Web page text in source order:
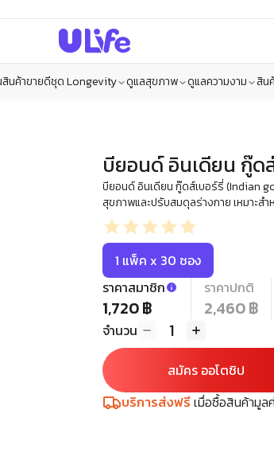
สินค้าขายดีชุด Longevity ดูแลสุขภาพ ดูแลความงาม สิน
บียอนด์ อินเดียน กู๊ด
บียอนด์ อินเดียน กู๊ดส์เบอร์รี่ (Indian
สุขภาพและปรับสมดุลร่างกาย เหมาะส
1 แพ็ค x 30 ซอง
ราคาสมาชิก
1,720 ฿
ราคาปกติ
2,460 ฿
จำนวน 1
สมัคร ออโตชิป
บริการส่งฟรีเมื่อซื้อสินค้ามูล